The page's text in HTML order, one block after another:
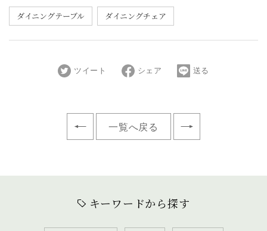
ダイニングテーブル ダイニングチェア
ツイート シェア 送る
一覧へ戻る
キーワードから探す